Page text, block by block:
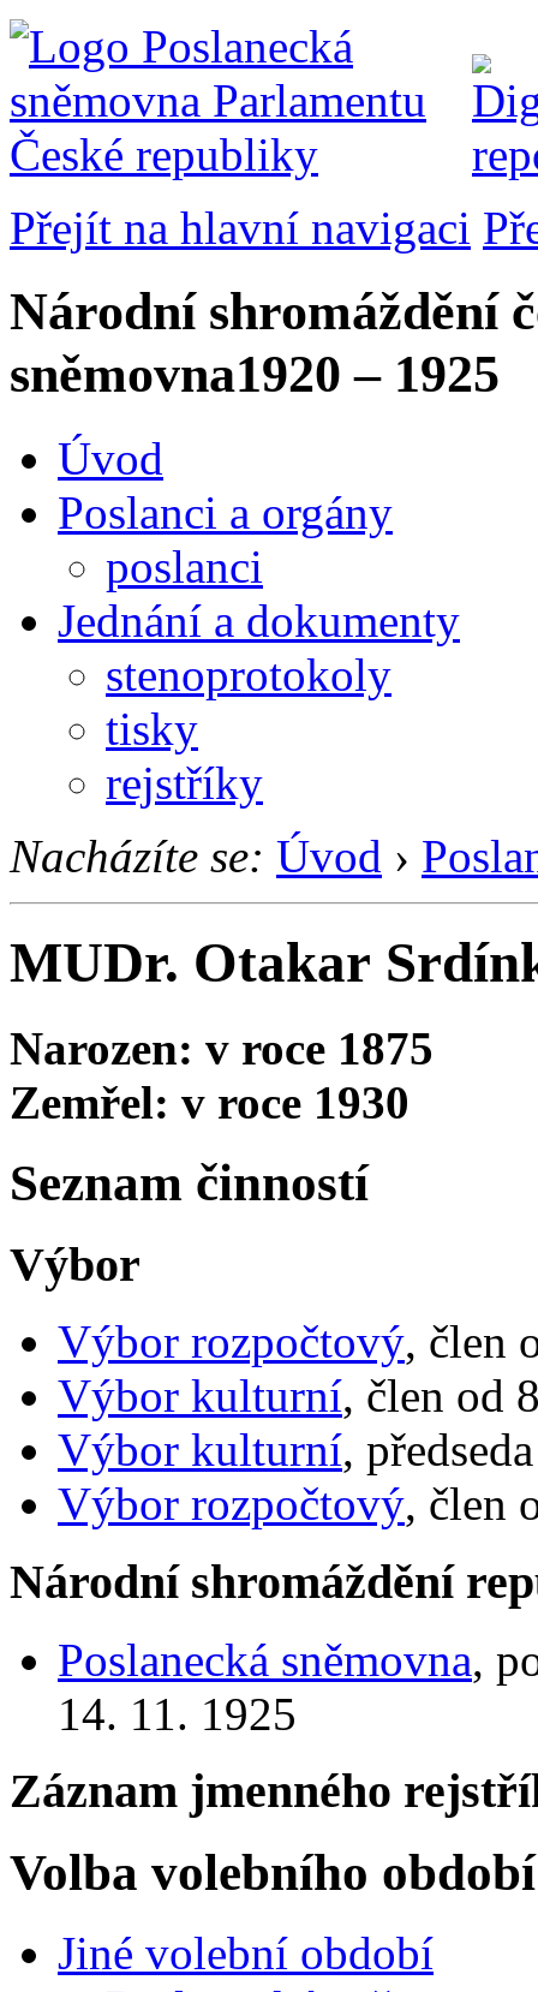
Přejít na hlavní navigaci
Národní shromáždění
sněmovna1920 – 1925
Úvod
Poslanci a orgány
poslanci
Jednání a dokumenty
stenoprotokoly
tisky
rejstříky
Nacházíte se: Úvod ›
MUDr. Otakar
Narozen: v roce 1875
Zemřel: v roce 1930
Seznam činností
Výbor
Výbor rozpočtový, člen
Výbor kulturní, člen od
Výbor kulturní,
Výbor rozpočtový, člen
Národní shromáždění
Poslanecká sněmovna,
14. 11. 1925
Záznam jmenného
Volba volebního období
Jiné volební období